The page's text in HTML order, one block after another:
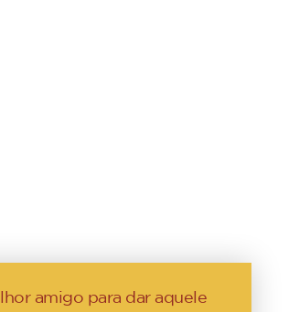
amigo para dar aquele